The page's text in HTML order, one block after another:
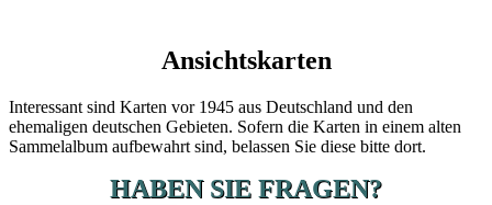
Ansichtskarten
Interessant sind Karten vor 1945 aus Deutschland und den
ehemaligen deutschen Gebieten. Sofern die Karten in einem alten
Sammelalbum aufbewahrt sind, belassen Sie diese bitte dort.
HABEN SIE FRAGEN?